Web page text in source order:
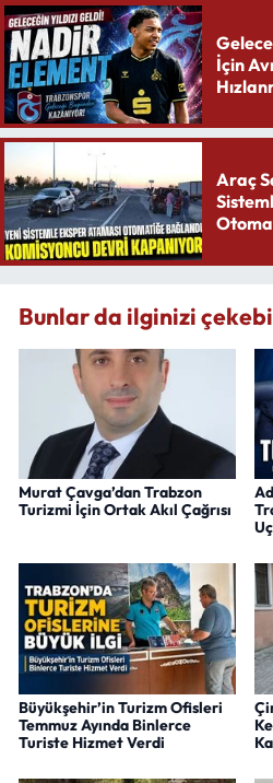
İçin
Araç
Bunlar da ilginizi
Murat Çavga’dan Trabzon
Turizmi İçin Ortak Akıl Çağrısı
Büyükşehir’in Turizm Ofisleri
Temmuz Ayında Binlerce
Turiste Hizmet Verdi